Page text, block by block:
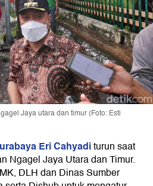
Jaya utara dan timur (Foto: Esti
Eri Cahyaditurun saat
Ngagel Jaya Utara dan Timur.
DLH dan Dinas Sumber